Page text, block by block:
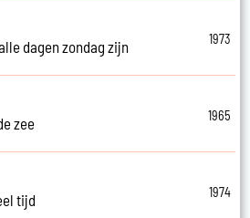
dagen zondag zijn
1973
zee
1965
tijd
1974